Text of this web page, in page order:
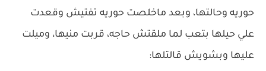
حوريه وحالتها، وبعد ماخلصت حوريه تفتيش وقعدت
علي حيلها بتعب لما ملقتش حاجه، قربت منيها، وميلت
عليها وبشويش قالتلها: